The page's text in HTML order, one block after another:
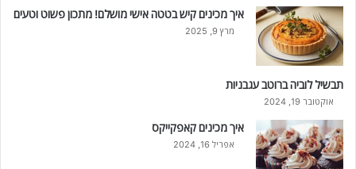
איך מכינים קיש בטטה אישי מושלם! מתכון פשוט וטעים
מרץ 9, 2025
תבשיל לוביה ברוטב עגבניות
אוקטובר 19, 2024
איך מכינים קאפקייקס
אפריל 16, 2024